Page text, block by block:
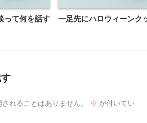
って何を話す
一足先にハロウィーンク
れることはありません。 ※ が付いてい